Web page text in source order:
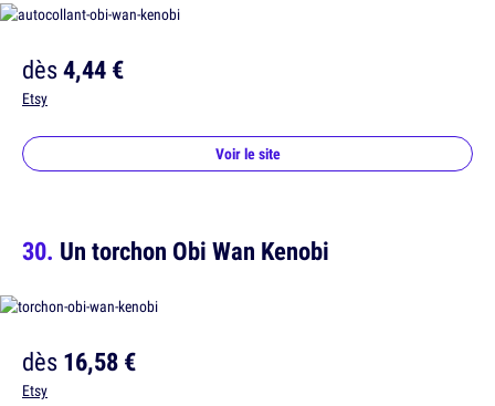
dès4,44 €
Etsy
Voir le site
Un torchon Obi Wan Kenobi
dès16,58 €
Etsy